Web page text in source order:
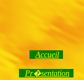
Accueil
Pr�sentation